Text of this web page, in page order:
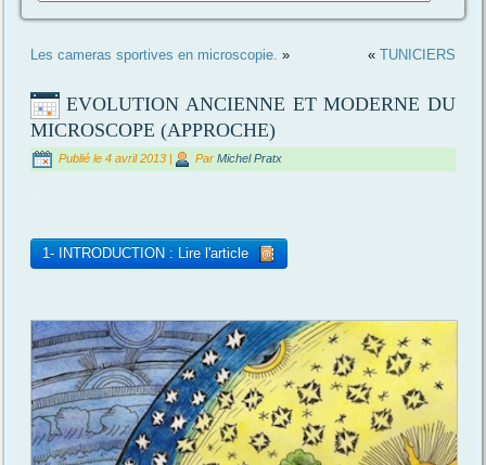
Les cameras sportives en microscopie. » « TUNICIERS
EVOLUTION ANCIENNE ET MODERNE DU
MICROSCOPE (APPROCHE)
Publié le 4 avril 2013 Par Michel Pratx
1- INTRODUCTION : Lire l'article